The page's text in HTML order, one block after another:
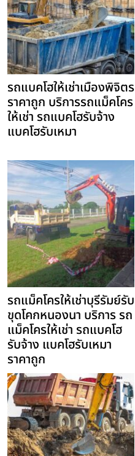
รถแบคโฮให้เช่าเมืองพิจิตร
ราคาถูก บริการรถแม็คโคร
ให้เช่า รถแบคโฮรับจ้าง
แบคโฮรับเหมา
รถแม็คโครให้เช่าบุรีรัมย์รับ
ขุดโคกหนองนา บริการ รถ
แม็คโครให้เช่า รถแบคโฮ
รับจ้าง แบคโฮรับเหมา
ราคาถูก